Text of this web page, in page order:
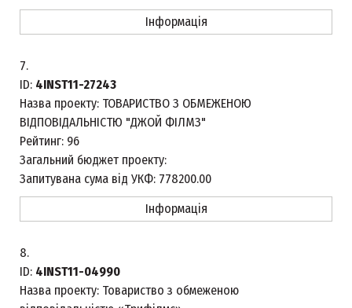
Інформація
7.
ID: 4INST11-27243
Назва проекту: ТОВАРИСТВО З ОБМЕЖЕНОЮ
ВІДПОВІДАЛЬНІСТЮ "ДЖОЙ ФІЛМЗ"
Рейтинг: 96
Загальний бюджет проекту:
Запитувана сума від УКФ: 778200.00
Інформація
8.
ID: 4INST11-04990
Назва проекту: Товариство з обмеженою